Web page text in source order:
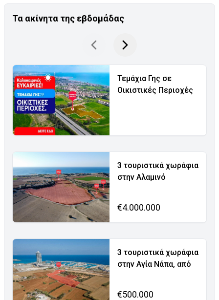
Τα ακίνητα της εβδομάδας
Τεμάχια Γης σε
Οικιστικές Περιοχές
3 τουριστικά χωράφια
στην Αλαμινό
€4.000.000
3 τουριστικά χωράφια
στην Αγία Νάπα, από
€500.000